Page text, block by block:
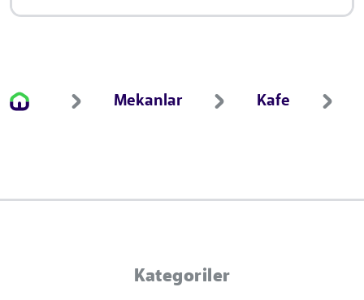
Mekanlar Kafe
Kategoriler